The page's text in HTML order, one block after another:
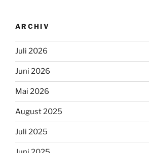
ARCHIV
Juli 2026
Juni 2026
Mai 2026
August 2025
Juli 2025